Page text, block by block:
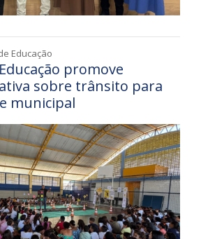
Educação
promove
sobre trânsito para
municipal